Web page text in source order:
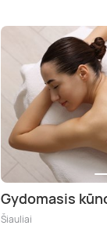
Gydomasis
Šiauliai